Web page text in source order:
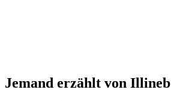
Jemand erzählt von Illineb